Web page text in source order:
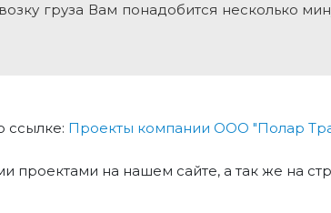
груза Вам понадобится несколько
ссылке: Проекты компании ООО "Полар
проектами на нашем сайте, а так же на